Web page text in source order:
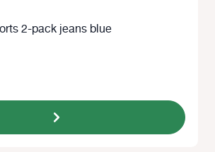
Levis Boxershorts 2-pack jeans blue